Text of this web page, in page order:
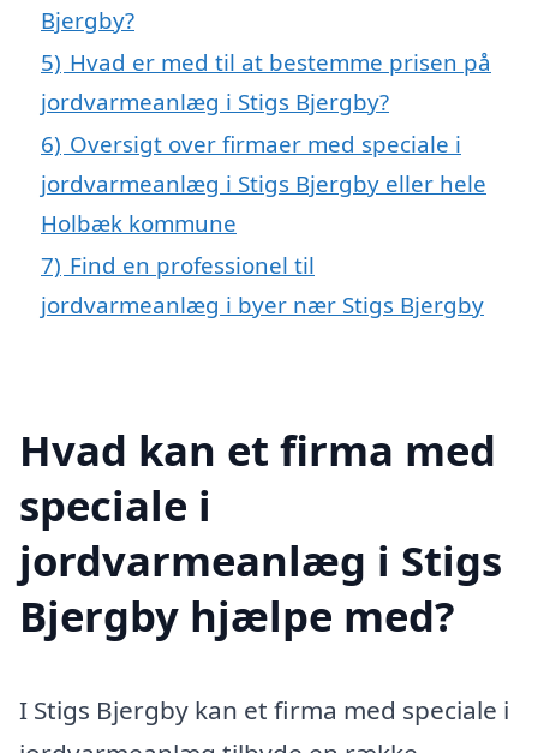
Bjergby?
5) Hvad er med til at bestemme prisen på
jordvarmeanlæg i Stigs Bjergby?
6) Oversigt over firmaer med speciale i
jordvarmeanlæg i Stigs Bjergby eller hele
Holbæk kommune
7) Find en professionel til
jordvarmeanlæg i byer nær Stigs Bjergby
Hvad kan et firma med
speciale i
jordvarmeanlæg i Stigs
Bjergby hjælpe med?
I Stigs Bjergby kan et firma med speciale i